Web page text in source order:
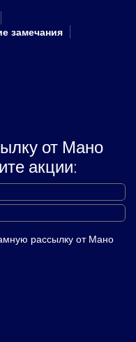
замечания
от Мано
акции:
рассылку от Мано